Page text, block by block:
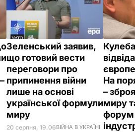
Зеленський заявив,
що готовий вести
переговори про
припинення війни
лише на основі
української формули
миру
20 серпня, 19.06ВІЙНА В УКРАЇНІ
На
–
миру
форум